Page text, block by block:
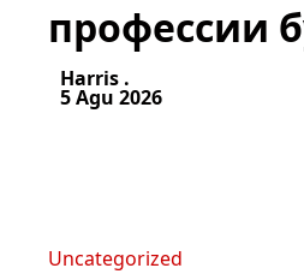
профессии
Harris .
5 Agu 2026
Uncategorized